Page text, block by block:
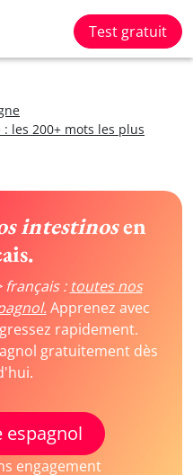
Test gratuit
les 200+ mots les plus
intestinosen
français : toutes nos
Apprenez avec
rapidement.
gratuitement dès
espagnol
engagement